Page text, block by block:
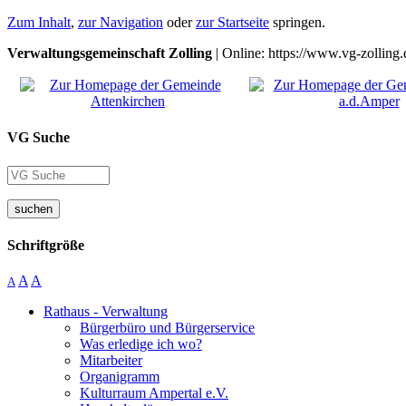
Zum Inhalt, zur Navigation oderzur Startseite springen.
Verwaltungsgemeinschaft Zolling | Online: https://www.vg-
VG Suche
suchen
Schriftgröße
A A A
Rathaus - Verwaltung
Bürgerbüro und Bürgerservice
Was erledige ich wo?
Mitarbeiter
Organigramm
Kulturraum Ampertal e.V.